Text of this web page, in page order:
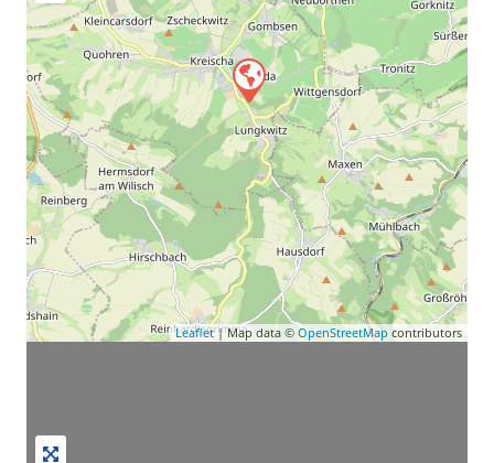
Leaflet| Map data © OpenStreetMap contributors